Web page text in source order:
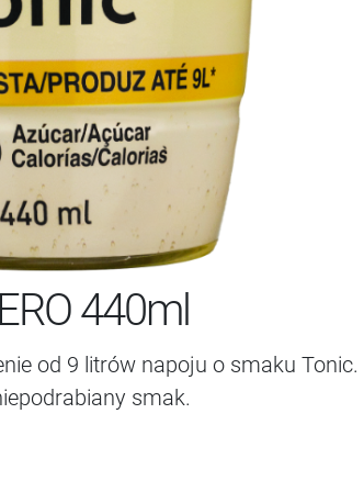
440ml
od 9 litrów napoju o smaku
smak.